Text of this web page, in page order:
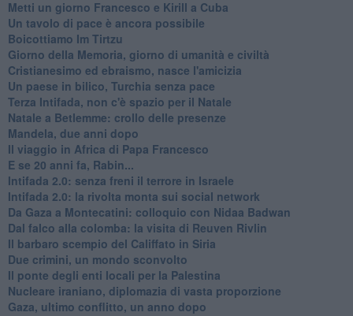
Metti un giorno Francesco e Kirill a Cuba
Un tavolo di pace è ancora possibile
Boicottiamo Im Tirtzu
Giorno della Memoria, giorno di umanità e civiltà
Cristianesimo ed ebraismo, nasce l'amicizia
Un paese in bilico, Turchia senza pace
Terza Intifada, non c'è spazio per il Natale
Natale a Betlemme: crollo delle presenze
Mandela, due anni dopo
Il viaggio in Africa di Papa Francesco
E se 20 anni fa, Rabin...
Intifada 2.0: senza freni il terrore in Israele
Intifada 2.0: la rivolta monta sui social network
Da Gaza a Montecatini: colloquio con Nidaa Badwan
Dal falco alla colomba: la visita di Reuven Rivlin
Il barbaro scempio del Califfato in Siria
Due crimini, un mondo sconvolto
Il ponte degli enti locali per la Palestina
Nucleare iraniano, diplomazia di vasta proporzione
Gaza, ultimo conflitto, un anno dopo